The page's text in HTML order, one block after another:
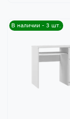
В наличии - 3 шт.